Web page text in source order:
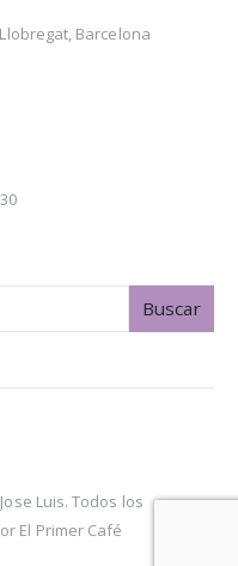
Barcelona
Buscar
Luis. Todos los
El Primer Café